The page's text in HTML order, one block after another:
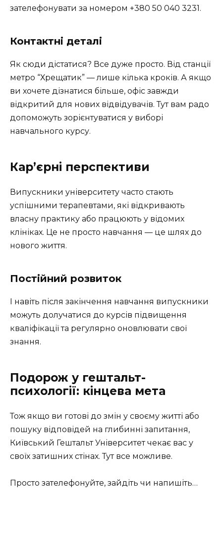
зателефонувати за номером +380 50 040 3231.
Контактні деталі
Як сюди дістатися? Все дуже просто. Від станції
метро “Хрещатик” — лише кілька кроків. А якщо
ви хочете дізнатися більше, офіс завжди
відкритий для нових відвідувачів. Тут вам радо
допоможуть зорієнтуватися у виборі
навчального курсу.
Кар’єрні перспективи
Випускники університету часто стають
успішними терапевтами, які відкривають
власну практику або працюють у відомих
клініках. Це не просто навчання — це шлях до
нового життя.
Постійний розвиток
І навіть після закінчення навчання випускники
можуть долучатися до курсів підвищення
кваліфікації та регулярно оновлювати свої
знання.
Подорож у гештальт-
психології: кінцева мета
Тож якщо ви готові до змін у своєму житті або
пошуку відповідей на глибинні запитання,
Київський Гештальт Університет чекає вас у
своїх затишних стінах. Тут все можливе.
Просто зателефонуйте, зайдіть чи напишіть…